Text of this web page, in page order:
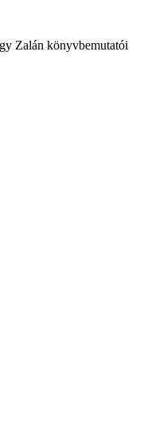
Zalán könyvbemutatói